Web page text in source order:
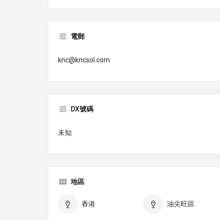
電郵
knc@kncsol.com
DX號碼
未知
地區
香港 油尖旺區